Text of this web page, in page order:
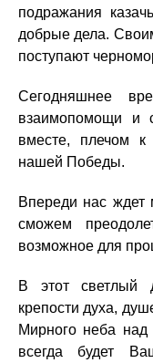
подражания
добрые дела.
поступают
Сегодняшнее
взаимопомощи и
вместе, плечом
нашей Победы.
Впереди нас ждет
сможем
возможное для
В этот светлый
крепости духа,
Мирного неба над
всегда будет